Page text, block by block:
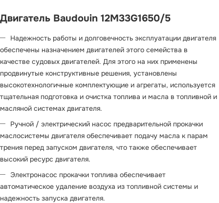
Двигатель Baudouin 12M33G1650/5
Надежность работы и долговечность эксплуатации двигателя
обеспечены назначением двигателей этого семейства в
качестве судовых двигателей. Для этого на них применены
продвинутые конструктивные решения, установлены
высокотехнологичные комплектующие и агрегаты, используется
тщательная подготовка и очистка топлива и масла в топливной и
масляной системах двигателя.
Ручной / электрический насос предварительной прокачки
маслосистемы двигателя обеспечивает подачу масла к парам
трения перед запуском двигателя, что также обеспечивает
высокий ресурс двигателя.
Электронасос прокачки топлива обеспечивает
автоматическое удаление воздуха из топливной системы и
надежность запуска двигателя.